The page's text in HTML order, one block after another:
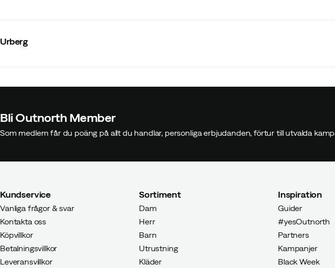
Urberg
Bli Outnorth Member
Som medlem får du poäng på allt du handlar, personliga erbjudanden, förtur till utvalda
Kundservice
Vanliga frågor & svar
Kontakta oss
Köpvillkor
Betalningsvillkor
Leveransvillkor
Sortiment
Dam
Herr
Barn
Utrustning
Kläder
Inspiration
Guider
#yesOutnorth
Partners
Kampanjer
Black Week